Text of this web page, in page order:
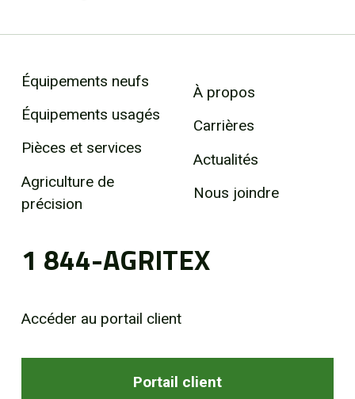
Équipements neufs
Équipements usagés
Pièces et services
Agriculture de
précision
À propos
Carrières
Actualités
Nous joindre
1 844-AGRITEX
Accéder au portail client
Portail client